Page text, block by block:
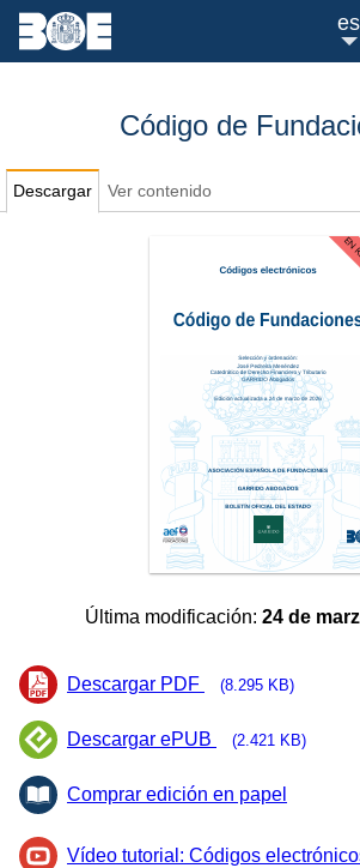
es
Código de
Descargar Ver contenido
Última modificación: 24 de
Descargar PDF (8.295 KB)
Descargar ePUB (2.421 KB)
Comprar edición en papel
Vídeo tutorial: Códigos